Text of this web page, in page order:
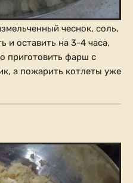
чеснок, соль,
и оставить на 3-4 часа,
приготовить фарш с
а пожарить котлеты уже